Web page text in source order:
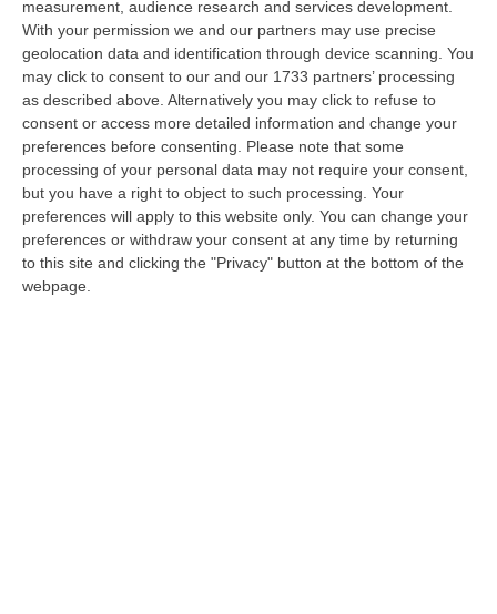
measurement, audience research and services development.
With your permission we and our partners may use precise
geolocation data and identification through device scanning. You
may click to consent to our and our 1733 partners’ processing
as described above. Alternatively you may click to refuse to
consent or access more detailed information and change your
preferences before consenting.
Please note that some
processing of your personal data may not require your consent,
but you have a right to object to such processing. Your
preferences will apply to this website only. You can change your
preferences or withdraw your consent at any time by returning
to this site and clicking the "Privacy" button at the bottom of the
webpage.
Propaganda Per L’Isis E Contenuti Neonazisti, Arrestato Un
16enne
“Un ragazzo di appena 16 anni è stato arrestato dalla Polizia con l’accusa
di partecipazione ad associazione con finalità di terrorismo inte…
07 Agosto, 13:05
Pitaro Vs Fiorita. La Febbre Elettorale Surriscalda Il Fronte
Progressista A Catanzaro
“CATANZARO Schermaglie elettorali a sinistra. A Catanzaro colpi di spillo
tra due possibili candidati sindaco per il fronte progressista, l’…
07 Agosto, 13:03